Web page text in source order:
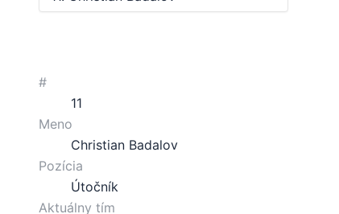
#
11
Meno
Christian Badalov
Pozícia
Útočník
Aktuálny tím